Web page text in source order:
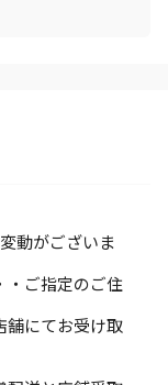
動がございま
・ご指定のご住
舗にてお受け取